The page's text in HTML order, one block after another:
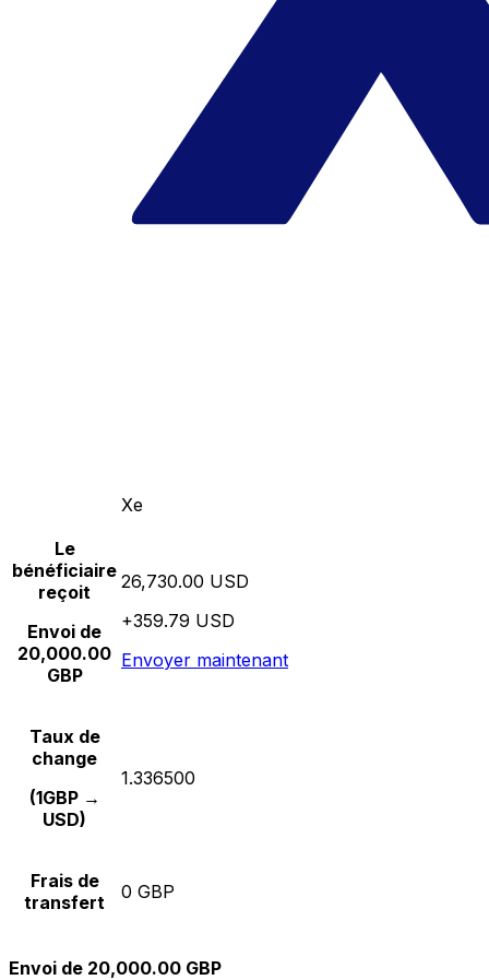
Xe
Le
bénéficiaire
reçoit
Envoi de
20,000.00
GBP
26,730.00 USD
+359.79 USD
Envoyer maintenant
Taux de
change
(1GBP →
USD)
1.336500
Frais de
transfert
0 GBP
Envoi de 20,000.00 GBP